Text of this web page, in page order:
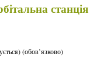
станція
(обов’язково)